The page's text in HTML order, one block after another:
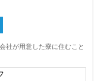
社が用意した寮に住むこと